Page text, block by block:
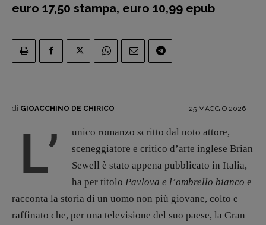
Recensioni
RUBRICHE
presente
Libro & Film
Pulp for kids
euro 17,50 stampa, euro 10,99 epub
di GIOACCHINO DE CHIRICO 25 MAGGIO 2026
L’
unico romanzo scritto dal noto attore,
sceneggiatore e critico d’arte inglese Brian
Sewell è stato appena pubblicato in Italia,
ha per titolo Pavlova e l’ombrello bianco e
racconta la storia di un uomo non più giovane, colto e
raffinato che, per una televisione del suo paese, la Gran